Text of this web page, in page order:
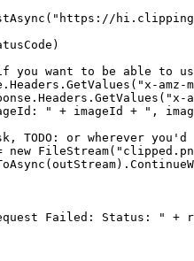
you want to be able to
amz-
" + imageId + ",
TODO: or wherever you'd
new
Failed: Status: " +